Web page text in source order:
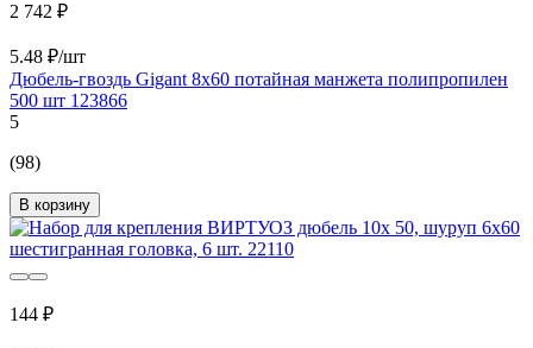
2 742 ₽
5.48 ₽/шт
Дюбель-гвоздь Gigant 8x60 потайная манжета полипропилен
500 шт 123866
5
(98)
В корзину
144 ₽